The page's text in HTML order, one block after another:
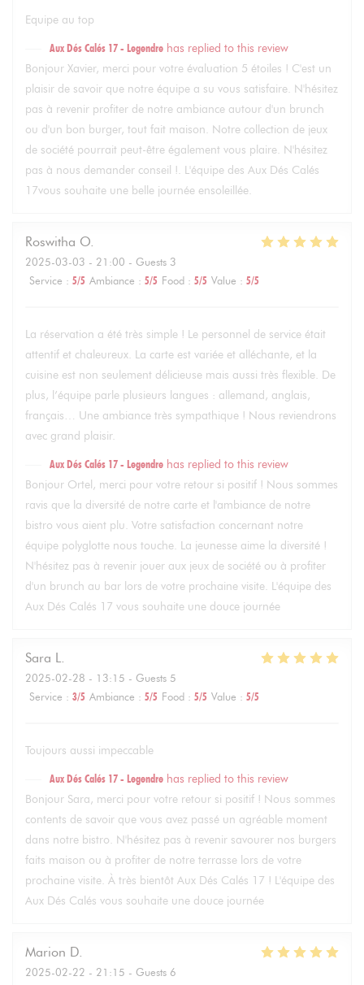
Equipe au top
Aux Dés Calés 17 - Legendre has replied to this review
Bonjour Xavier, merci pour votre évaluation 5 étoiles ! C'est un
plaisir de savoir que notre équipe a su vous satisfaire. N'hésitez
pas à revenir profiter de notre ambiance autour d'un brunch
ou d'un bon burger, tout fait maison. Notre collection de jeux
de société pourrait peut-être également vous plaire. N'hésitez
pas à nous demander conseil !. L'équipe des Aux Dés Calés
17vous souhaite une belle journée ensoleillée.
Roswitha O
2025-03-03 - 21:00 - Guests 3
Service : 5/5 Ambiance : 5/5 Food : 5/5 Value : 5/5
La réservation a été très simple ! Le personnel de service était
attentif et chaleureux. La carte est variée et alléchante, et la
cuisine est non seulement délicieuse mais aussi très flexible. De
plus, l’équipe parle plusieurs langues : allemand, anglais,
français… Une ambiance très sympathique ! Nous reviendrons
avec grand plaisir.
Aux Dés Calés 17 - Legendre has replied to this review
Bonjour Ortel, merci pour votre retour si positif ! Nous sommes
ravis que la diversité de notre carte et l'ambiance de notre
bistro vous aient plu. Votre satisfaction concernant notre
équipe polyglotte nous touche. La jeunesse aime la diversité !
N'hésitez pas à revenir jouer aux jeux de société ou à profiter
d'un brunch au bar lors de votre prochaine visite. L'équipe des
Aux Dés Calés 17 vous souhaite une douce journée
Sara L
2025-02-28 - 13:15 - Guests 5
Service : 3/5 Ambiance : 5/5 Food : 5/5 Value : 5/5
Toujours aussi impeccable
Aux Dés Calés 17 - Legendre has replied to this review
Bonjour Sara, merci pour votre retour si positif ! Nous sommes
contents de savoir que vous avez passé un agréable moment
dans notre bistro. N'hésitez pas à revenir savourer nos burgers
faits maison ou à profiter de notre terrasse lors de votre
prochaine visite. À très bientôt Aux Dés Calés 17 ! L'équipe des
Aux Dés Calés vous souhaite une douce journée
Marion D
2025-02-22 - 21:15 - Guests 6